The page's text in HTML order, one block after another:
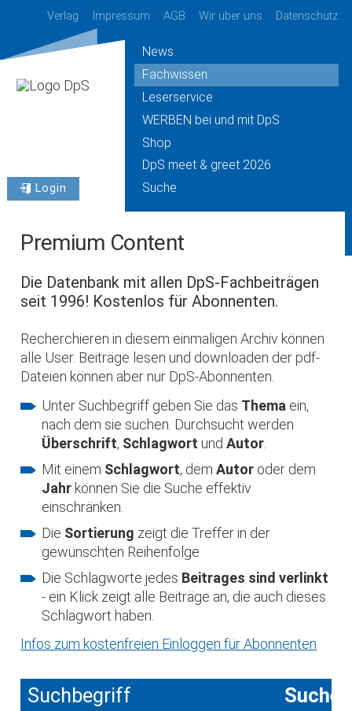
Verlag Impressum AGB Wir über uns Datenschutz
Login
News
Fachwissen
Leserservice
WERBEN bei und mit DpS
Shop
DpS meet & greet 2026
Suche
Premium Content
Die Datenbank mit allen DpS-Fachbeiträgen
seit 1996! Kostenlos für Abonnenten.
Recherchieren in diesem einmaligen Archiv können
alle User. Beiträge lesen und downloaden der pdf-
Dateien können aber nur DpS-Abonnenten.
Unter Suchbegriff geben Sie das Thema ein,
nach dem sie suchen. Durchsucht werden
Überschrift, Schlagwort undAutor
Mit einem Schlagwort, demAutor oder dem
Jahr können Sie die Suche effektiv
einschränken.
Die Sortierung zeigt die Treffer in der
gewünschten Reihenfolge
Die Schlagworte jedes Beitrages sind verlinkt
- ein Klick zeigt alle Beiträge an, die auch dieses
Schlagwort haben.
Infos zum kostenfreien Einloggen für Abonnenten
Suchbegriff Suche